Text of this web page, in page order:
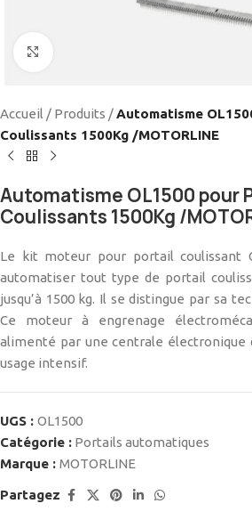
Accueil / Produits /Automatisme
Coulissants 1500Kg /MOTORLINE
Automatisme OL1500 pour
Coulissants 1500Kg /
Le kit moteur pour portail coulissant
automatiser tout type de portail
jusqu’à 1500 kg. Il se distingue par sa
Ce moteur à engrenage
alimenté par une centrale électronique
usage intensif.
UGS : OL1500
Catégorie : Portails automatiques
Marque : MOTORLINE
Partagez